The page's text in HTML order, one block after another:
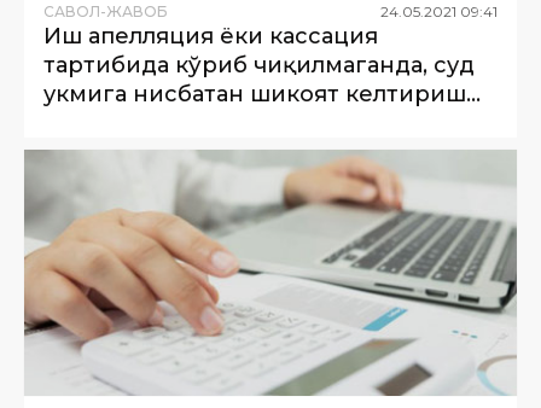
САВОЛ-ЖАВОБ 24 05 2021 09:41
Иш апелляция ёки кассация
тартибида кўриб чиқилмаганда, суд
ҳукмига нисбатан шикоят келтириш